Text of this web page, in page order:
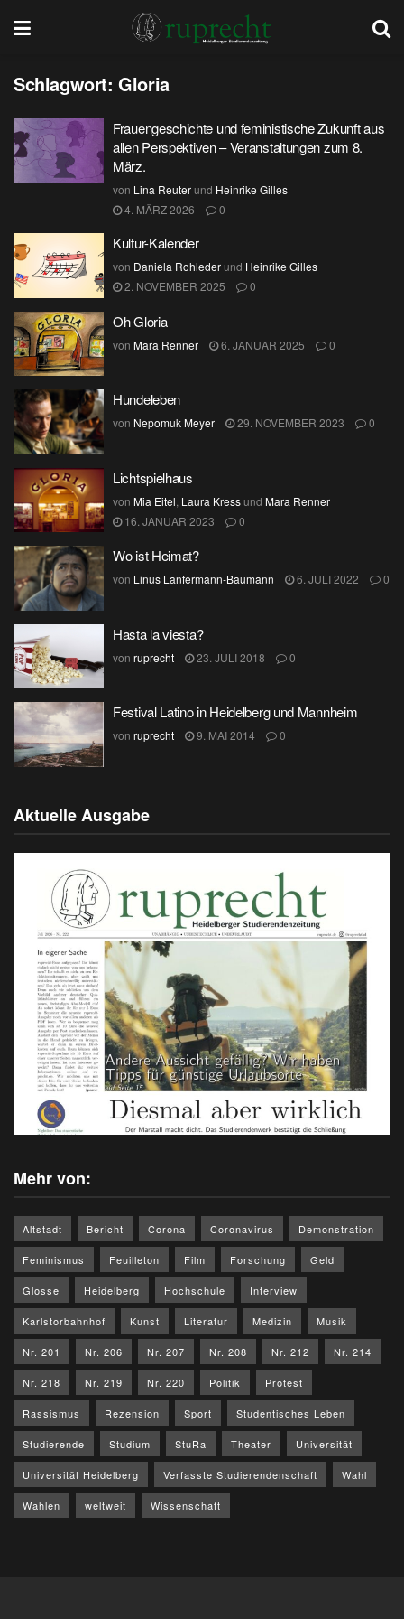
Schlagwort:Gloria
Frauengeschichte und feministische Zukunft aus
allen Perspektiven – Veranstaltungen zum 8.
März.
von Lina Reuterund Heinrike Gilles
4. MÄRZ 2026
0
Kultur-Kalender
von Daniela Rohlederund Heinrike Gilles
2. NOVEMBER 2025
0
Oh Gloria
von Mara Renner 6. JANUAR 2025 0
Hundeleben
von Nepomuk Meyer 29. NOVEMBER 2023 0
Lichtspielhaus
von Mia Eitel, Laura Kressund Mara Renner
16. JANUAR 2023
0
Wo ist Heimat?
von Linus Lanfermann-Baumann 6. JULI 2022 0
Hasta la viesta?
von ruprecht 23. JULI 2018 0
Festival Latino in Heidelberg und Mannheim
von ruprecht 9. MAI 2014 0
Aktuelle Ausgabe
Mehr von:
Altstadt Bericht Corona Coronavirus Demonstration
Feminismus Feuilleton Film Forschung Geld
Glosse Heidelberg Hochschule Interview
Karlstorbahnhof Kunst Literatur Medizin Musik
Nr. 201 Nr. 206 Nr. 207 Nr. 208 Nr. 212 Nr. 214
Nr. 218 Nr. 219 Nr. 220 Politik Protest
Rassismus Rezension Sport Studentisches Leben
Studierende Studium StuRa Theater Universität
Universität Heidelberg Verfasste Studierendenschaft Wahl
Wahlen weltweit Wissenschaft